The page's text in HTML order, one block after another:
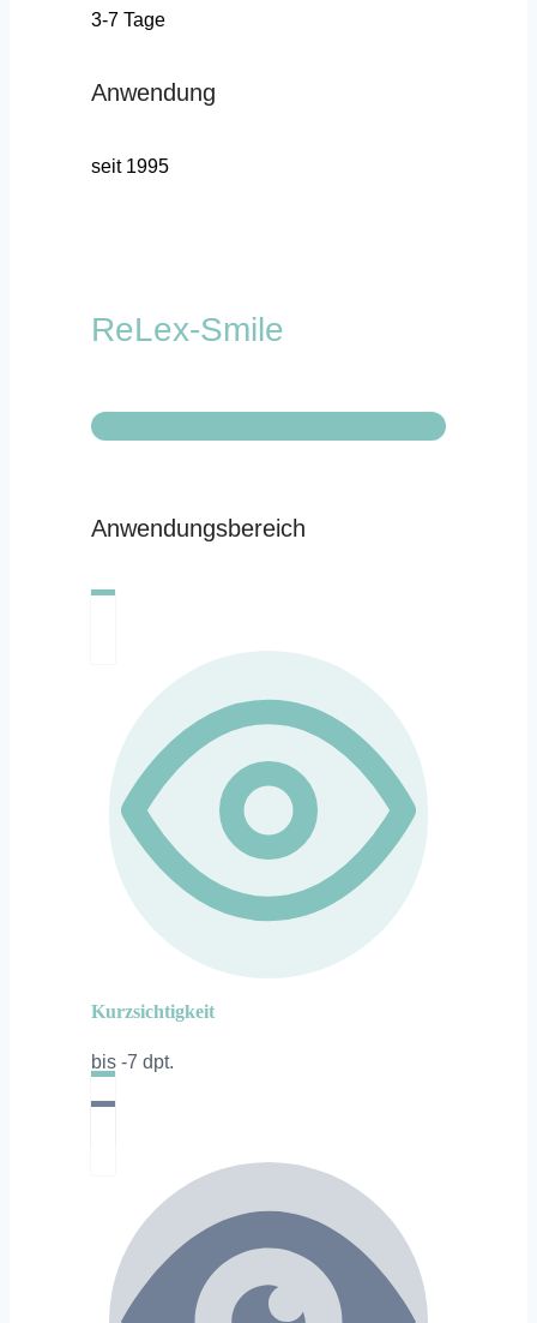
3-7 Tage
Anwendung
seit 1995
ReLex-Smile
Anwendungsbereich
Kurzsichtigkeit
bis -7 dpt.